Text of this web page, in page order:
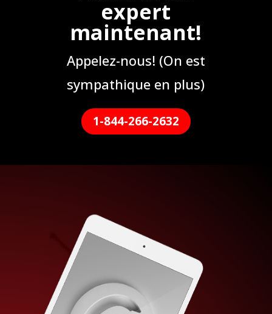
expert
maintenant!
Appelez-nous! (On est
sympathique en plus)
1-844-266-2632